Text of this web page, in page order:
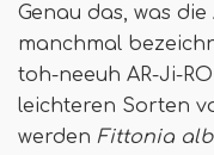
Genau das, was
manchmal
toh-neeuh AR-Ji-
leichteren Sorten
werden Fittonia